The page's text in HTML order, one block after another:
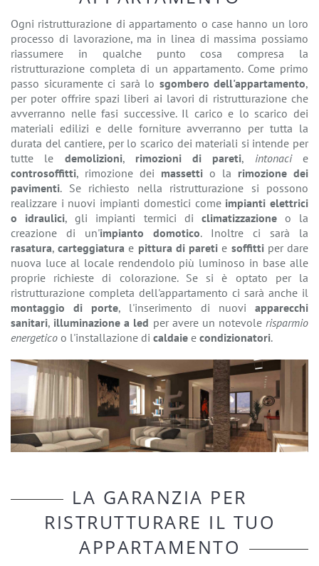
Ogni ristrutturazione di appartamento o case hanno un loro
processo di lavorazione, ma in linea di massima possiamo
riassumere in qualche punto cosa compresa la
ristrutturazione completa di un appartamento. Come primo
passo sicuramente ci sarà lo sgombero dell'appartamento,
per poter offrire spazi liberi ai lavori di ristrutturazione che
avverranno nelle fasi successive. Il carico e lo scarico dei
materiali edilizi e delle forniture avverranno per tutta la
durata del cantiere, per lo scarico dei materiali si intende per
tutte le demolizioni, rimozioni di pareti, intonacie
controsoffitti, rimozione dei massetti o la rimozione dei
pavimenti. Se richiesto nella ristrutturazione si possono
realizzare i nuovi impianti domestici come impianti elettrici
o idraulici, gli impianti termici di climatizzazioneo la
creazione di un'impianto domotico. Inoltre ci sarà la
rasatura,carteggiatura e pittura di pareti e soffittiper dare
nuova luce al locale rendendolo più luminoso in base alle
proprie richieste di colorazione. Se si è optato per la
ristrutturazione completa dell'appartamento ci sarà anche il
montaggio di porte, l'inserimento di nuovi apparecchi
sanitari, illuminazione a led per avere un notevole risparmio
energetico o l'installazione di caldaie e condizionatori.
LA GARANZIA PER
RISTRUTTURARE IL TUO
APPARTAMENTO